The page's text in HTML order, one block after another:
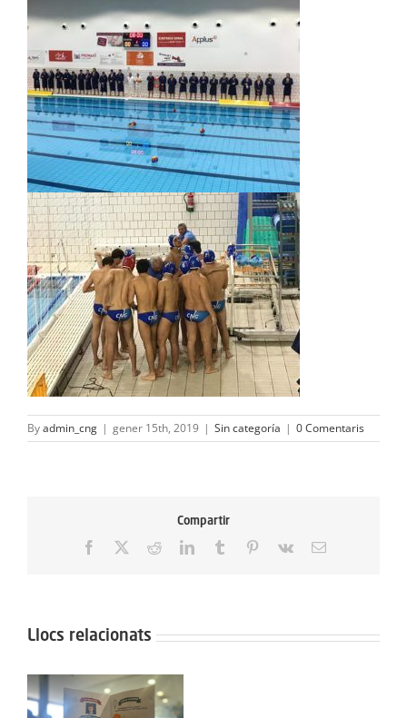
Byadmin_cng | gener 15th, 2019 | Sin categoría | 0 Comentaris
Compartir
Facebook RedditLinkedInTumblr Pinterest
Vk Email:
Llocs relacionats